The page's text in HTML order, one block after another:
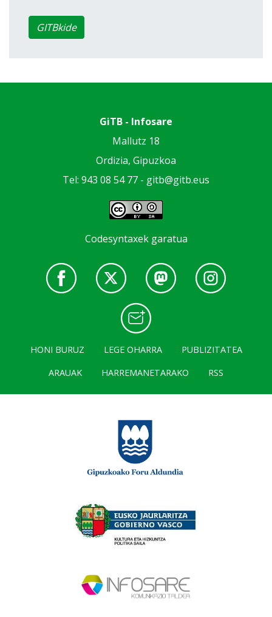
GITBkide
GiTB - Infosare
Mallutz 18
Ordizia, Gipuzkoa
Tel: 943 08 54 77 - gitb@gitb.eus
Codesyntaxek garatua
HONI BURUZ LEGE OHARRA
PUBLIZITATEA
ARAUAK
HARREMANETARAKO RSS